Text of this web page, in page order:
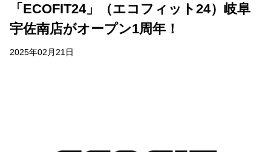
「ECOFIT24」（エコフィット24）岐阜
宇佐南店がオープン1周年！
2025年02月21日